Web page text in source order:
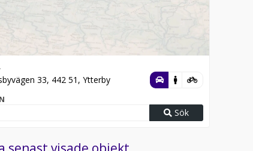
33, 442 51, Ytterby
Sök